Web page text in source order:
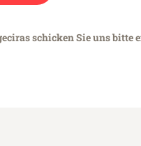
schicken Sie uns bitte